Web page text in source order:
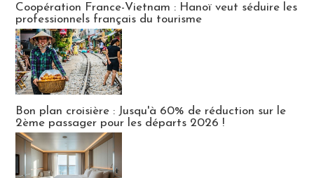
Coopération France-Vietnam : Hanoï veut séduire les
professionnels français du tourisme
Bon plan croisière : Jusqu'à 60% de réduction sur le
2ème passager pour les départs 2026 !